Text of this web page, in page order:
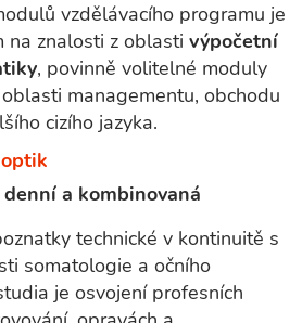
vzdělávacího programu je
na znalosti z oblasti výpočetní
, povinně volitelné moduly
managementu, obchodu
cizího jazyka.
a kombinovaná
technické v kontinuitě s
somatologie a očního
je osvojení profesních